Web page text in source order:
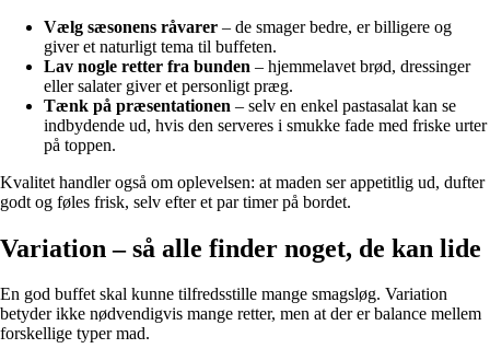
Vælg sæsonens råvarer – de smager bedre, er billigere og
giver et naturligt tema til buffeten.
Lav nogle retter fra bunden – hjemmelavet brød, dressinger
eller salater giver et personligt præg.
Tænk på præsentationen – selv en enkel pastasalat kan se
indbydende ud, hvis den serveres i smukke fade med friske urter
på toppen.
Kvalitet handler også om oplevelsen: at maden ser appetitlig ud, dufter
godt og føles frisk, selv efter et par timer på bordet.
Variation – så alle finder noget, de kan lide
En god buffet skal kunne tilfredsstille mange smagsløg. Variation
betyder ikke nødvendigvis mange retter, men at der er balance mellem
forskellige typer mad.